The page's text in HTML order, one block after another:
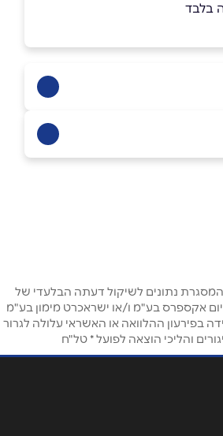
בלבד
נתונים לשיקול דעתה הבלעדי של
אקספרס בע"מ ו/או ישראכרט מימון בע"מ
בפירעון ההלוואה או האשראי עלולה לגרור
והליכי הוצאה לפועל * טל"ח